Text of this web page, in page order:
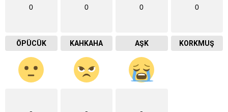
0
ÖPÜCÜK
0
KAHKAHA
0
AŞK
0
KORKMUŞ